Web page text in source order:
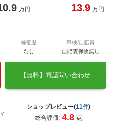
万円 13.9 万円
修復歴
なし
車検/自賠責
自賠責保険無し
【無料】電話問い合わせ
ショップレビュー(11件)
総合評価: 4.8 点